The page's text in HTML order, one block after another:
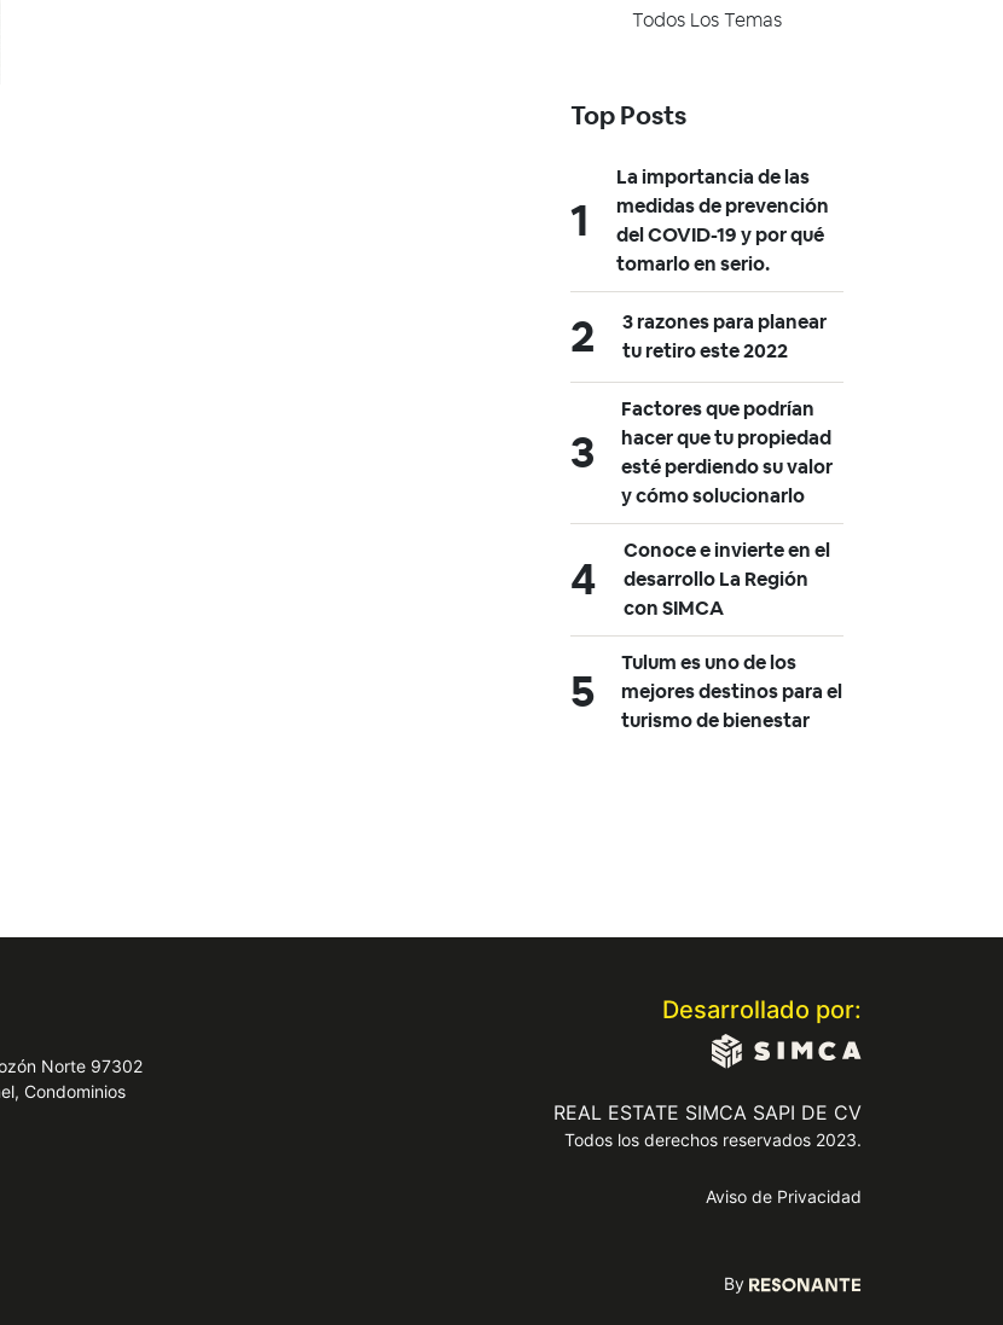
Todos Los Temas
Top Posts
La importancia de las
medidas de prevención
del COVID-19 y por qué
tomarlo en serio.
3 razones para planear
tu retiro este 2022
Factores que podrían
hacer que tu propiedad
esté perdiendo su valor
y cómo solucionarlo
Conoce e invierte en el
desarrollo La Región
con SIMCA
Tulum es uno de los
mejores destinos para el
turismo de bienestar
Norte 97302
Condominios
Desarrollado por:
REAL ESTATE SIMCA SAPI DE CV
Todos los derechos reservados 2023.
Aviso de Privacidad
By